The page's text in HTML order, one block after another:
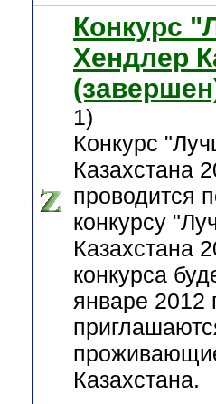
Конкурс
Хендлер
1)
Конкурс
Казахстана
проводится
конкурсу
Казахстана
конкурса
январе 2012
Казахстана.